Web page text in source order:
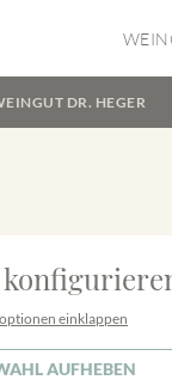
DR. HEGER
einklappen
AUFHEBEN